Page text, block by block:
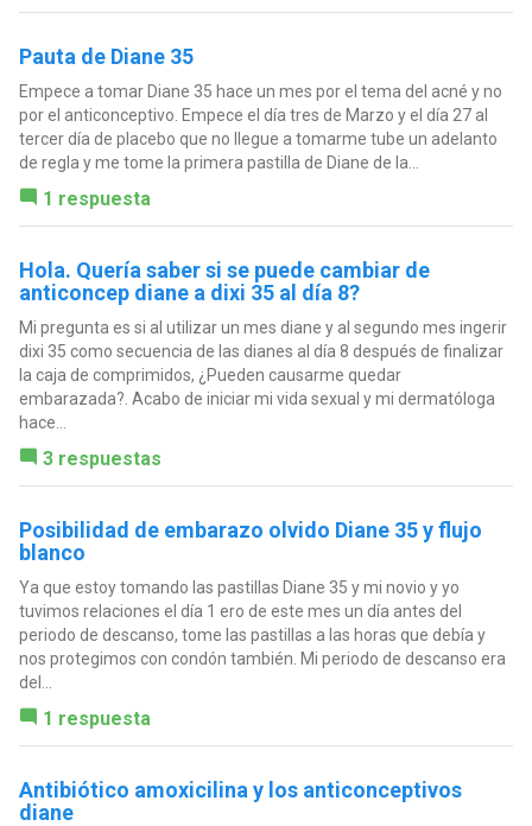
Pauta de Diane 35
Empece a tomar Diane 35 hace un mes por el tema del acné y no
por el anticonceptivo. Empece el día tres de Marzo y el día 27 al
tercer día de placebo que no llegue a tomarme tube un adelanto
de regla y me tome la primera pastilla de Diane de la...
1 respuesta
Hola. Quería saber si se puede cambiar de
anticoncep diane a dixi 35 al día 8?
Mi pregunta es si al utilizar un mes diane y al segundo mes ingerir
dixi 35 como secuencia de las dianes al día 8 después de finalizar
la caja de comprimidos, ¿Pueden causarme quedar
embarazada?. Acabo de iniciar mi vida sexual y mi dermatóloga
hace...
3 respuestas
Posibilidad de embarazo olvido Diane 35 y flujo
blanco
Ya que estoy tomando las pastillas Diane 35 y mi novio y yo
tuvimos relaciones el día 1 ero de este mes un día antes del
periodo de descanso, tome las pastillas a las horas que debía y
nos protegimos con condón también. Mi periodo de descanso era
del...
1 respuesta
Antibiótico amoxicilina y los anticonceptivos
diane